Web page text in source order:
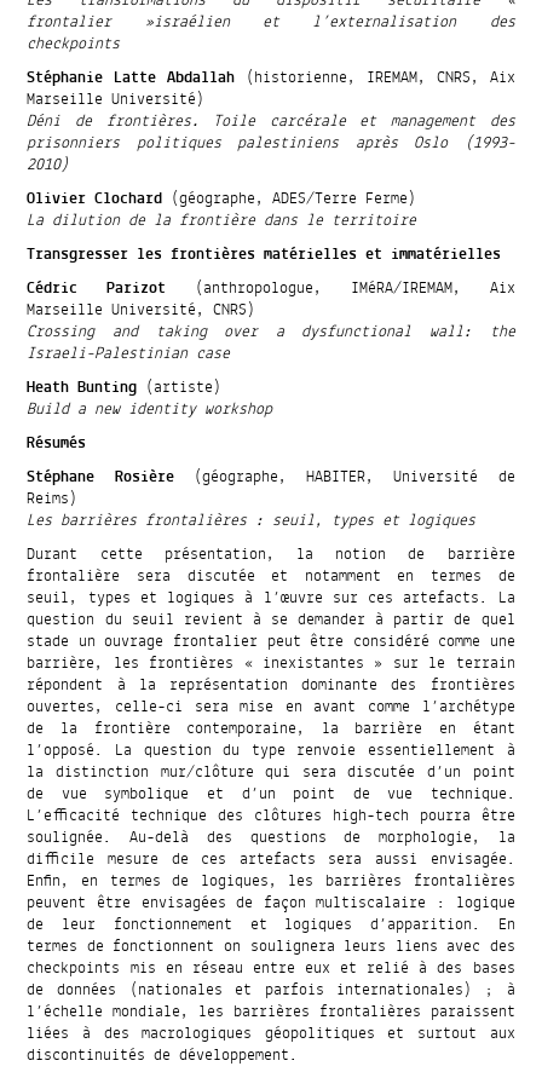
frontalier »israélien et l’externalisation des
checkpoints
Stéphanie Latte Abdallah (historienne, IREMAM, CNRS, Aix
Marseille Université)
Déni de frontières. Toile carcérale et management des
prisonniers politiques palestiniens après Oslo (1993-
2010)
Olivier Clochard (géographe, ADES/Terre Ferme)
La dilution de la frontière dans le territoire
Transgresser les frontières matérielles et immatérielles
Cédric Parizot (anthropologue, IMéRA/IREMAM, Aix
Marseille Université, CNRS)
Crossing and taking over a dysfunctional wall: the
Israeli-Palestinian case
Heath Bunting (artiste)
Build a new identity workshop
Résumés
Stéphane Rosière(géographe, HABITER, Université de
Reims)
Les barrières frontalières : seuil, types et logiques
Durant cette présentation, la notion de barrière
frontalière sera discutée et notamment en termes de
seuil, types et logiques à l’œuvre sur ces artefacts. La
question du seuil revient à se demander à partir de quel
stade un ouvrage frontalier peut être considéré comme une
barrière, les frontières « inexistantes » sur le terrain
répondent à la représentation dominante des frontières
ouvertes, celle-ci sera mise en avant comme l’archétype
de la frontière contemporaine, la barrière en étant
l’opposé. La question du type renvoie essentiellement à
la distinction mur/clôture qui sera discutée d’un point
de vue symbolique et d’un point de vue technique.
L’efficacité technique des clôtures high-tech pourra être
soulignée. Au-delà des questions de morphologie, la
difficile mesure de ces artefacts sera aussi envisagée.
Enfin, en termes de logiques, les barrières frontalières
peuvent être envisagées de façon multiscalaire : logique
de leur fonctionnement et logiques d’apparition. En
termes de fonctionnent on soulignera leurs liens avec des
checkpoints mis en réseau entre eux et relié à des bases
de données (nationales et parfois internationales) ; à
l’échelle mondiale, les barrières frontalières paraissent
liées à des macrologiques géopolitiques et surtout aux
discontinuités de développement.